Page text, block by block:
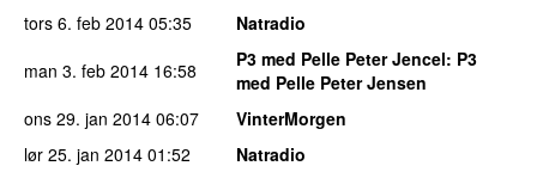
tors 6. feb 2014 05:35
Natradio
man 3. feb 2014 16:58 P3 med Pelle Peter Jencel: P3
med Pelle Peter Jensen
ons 29. jan 2014 06:07
VinterMorgen
lør 25. jan 2014 01:52
Natradio